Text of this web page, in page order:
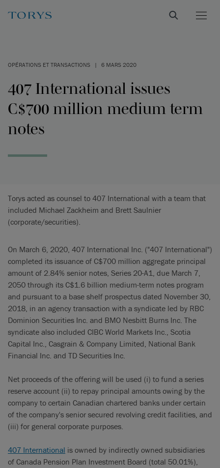
OPÉRATIONS ET TRANSACTIONS | 6 MARS 2020
407 International issues
C$700 million medium term
notes
Torys acted as counsel to 407 International with a team that
included Michael Zackheim and Brett Saulnier
(corporate/securities).
On March 6, 2020, 407 International Inc. ("407 International")
completed its issuance of C$700 million aggregate principal
amount of 2.84% senior notes, Series 20-A1, due March 7,
2050 through its C$1.6 billion medium-term notes program
and pursuant to a base shelf prospectus dated November 30,
2018, in an agency transaction with a syndicate led by RBC
Dominion Securities Inc. and BMO Nesbitt Burns Inc. The
syndicate also included CIBC World Markets Inc., Scotia
Capital Inc., Casgrain & Company Limited, National Bank
Financial Inc. and TD Securities Inc.
Net proceeds of the offering will be used (i) to fund a series
reserve account (ii) to repay principal amounts owing by the
company to certain Canadian chartered banks under certain
of the company's senior secured revolving credit facilities, and
(iii) for general corporate purposes.
407 International is owned by indirectly owned subsidiaries
of Canada Pension Plan Investment Board (total 50.01%),